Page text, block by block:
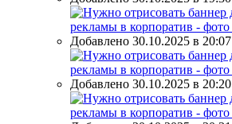
Добавлено 30.10.2025 в 20:07
Добавлено 30.10.2025 в 20:20